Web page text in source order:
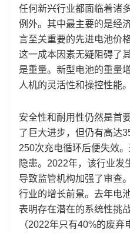
任何新兴行业都面临着诸
例外。其中最主要的是经
言至关重要的先进电池价
这一成本因素无疑阻碍了
是重量。新型电池的重量
人机的灵活性和操控性能。
安全性和耐用性仍然是首
了巨大进步，但仍有高达
250次充电循环后便失效
隐患。2022年，该行业发
导致监管机构加强了审查
行业的增长前景。去年电
表明存在潜在的系统性挑
（2022年只有40%的废